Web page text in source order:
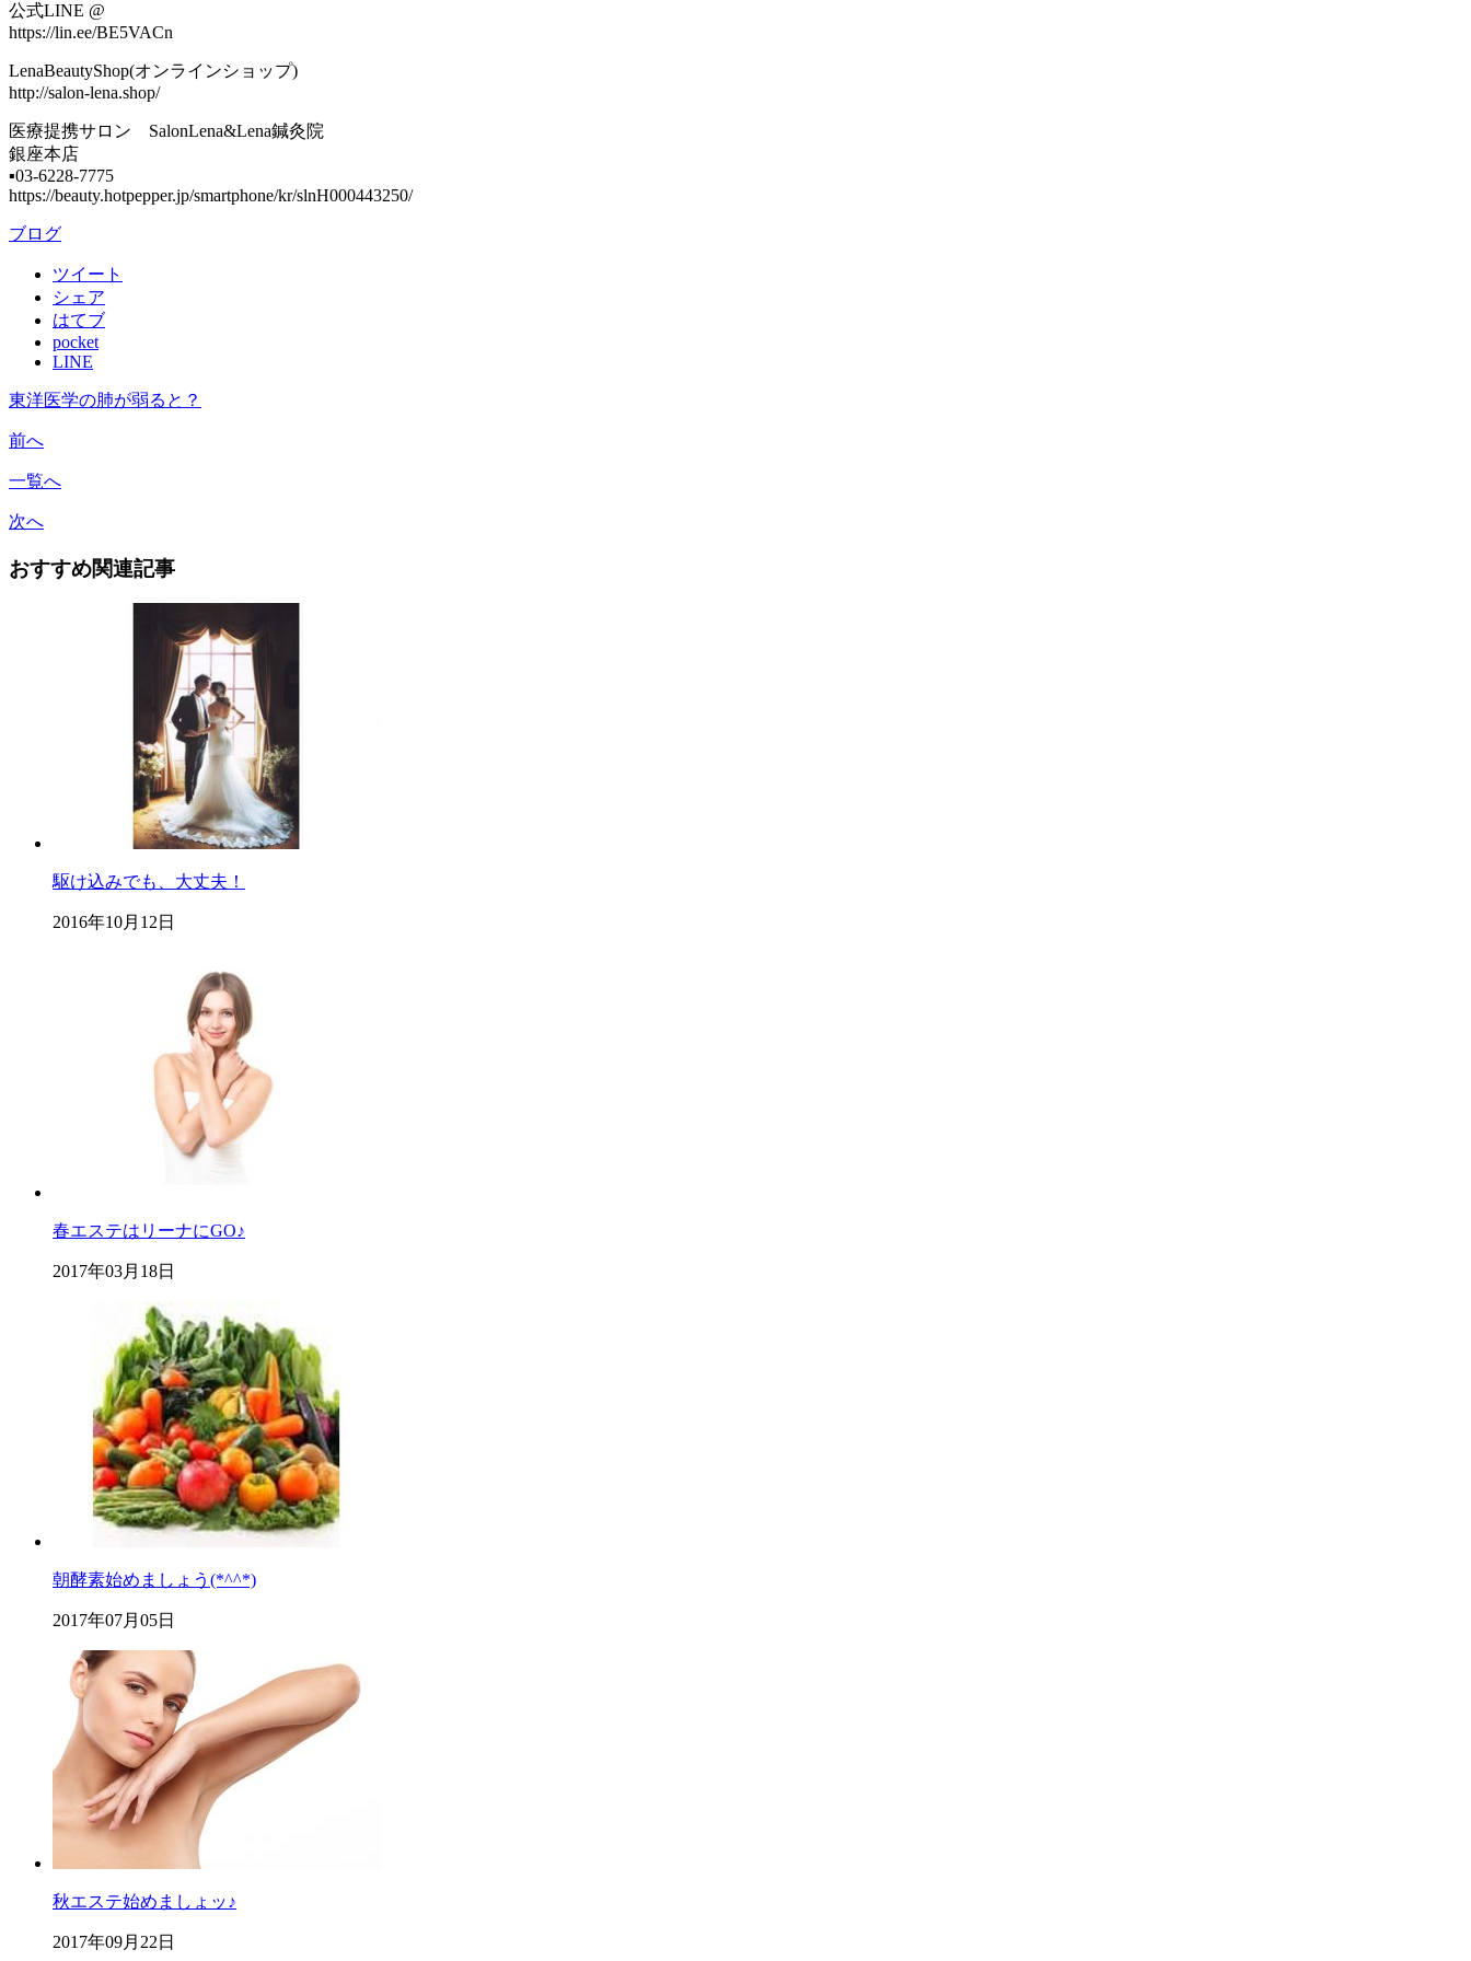
公式LINE @
https://lin.ee/BE5VACn
LenaBeautyShop(オンラインショップ)
http://salon-lena.shop/
医療提携サロン SalonLena&Lena鍼灸院
銀座本店
▪︎03-6228-7775
https://beauty.hotpepper.jp/smartphone/kr/slnH000443250/
ブログ
ツイート
シェア
はてブ
pocket
LINE
東洋医学の肺が弱ると？
前へ
一覧へ
次へ
おすすめ関連記事
駆け込みでも、大丈夫！
2016年10月12日
春エステはリーナにGO♪
2017年03月18日
朝酵素始めましょう(*^^*)
2017年07月05日
秋エステ始めましょッ♪
2017年09月22日